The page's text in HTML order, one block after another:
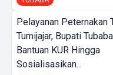
Pelayanan Peternakan
Tumijajar, Bupati
Bantuan KUR Hingga
Sosialisasikan...